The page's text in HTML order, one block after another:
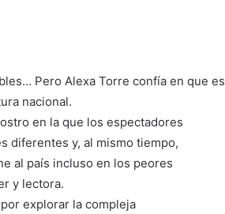
Pero Alexa Torre confía en que es
nacional.
en la que los espectadores
diferentes y, al mismo tiempo,
al país incluso en los peores
y lectora.
explorar la compleja